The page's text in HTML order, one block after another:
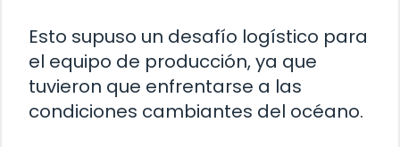
Esto supuso un desafío logístico para
el equipo de producción, ya que
tuvieron que enfrentarse a las
condiciones cambiantes del océano.